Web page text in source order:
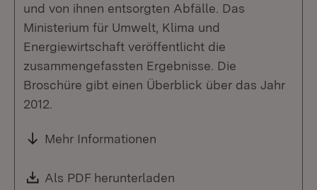
und von ihnen entsorgten Abfälle. Das
Ministerium für Umwelt, Klima und
Energiewirtschaft veröffentlicht die
zusammengefassten Ergebnisse. Die
Broschüre gibt einen Überblick über das Jahr
2012.
Mehr Informationen
Download:
Als PDF herunterladen